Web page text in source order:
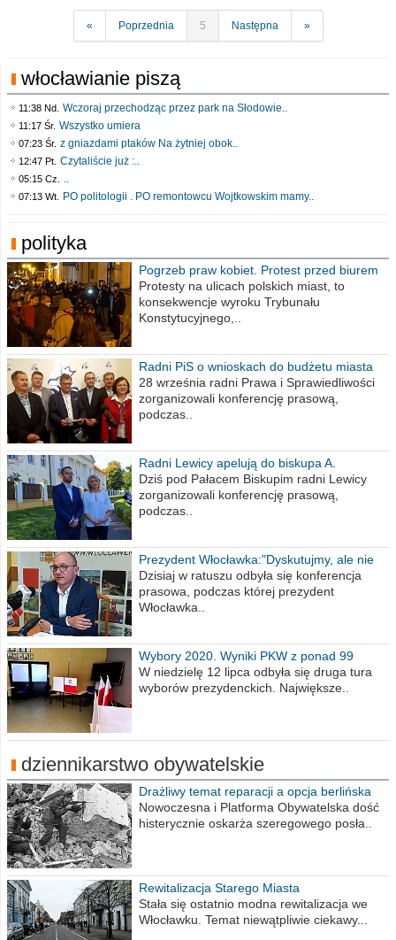
« Poprzednia 5 Następna »
włocławianie piszą
11:38 Nd. Wczoraj przechodząc przez park na Słodowie..
11:17 Śr. Wszystko umiera
07:23 Śr. z gniazdami ptaków Na żytniej obok..
12:47 Pt. Czytaliście już :..
05:15 Cz. ..
07:13 Wt. PO politologii . PO remontowcu Wojtkowskim mamy..
polityka
Pogrzeb praw kobiet. Protest przed biurem
poselskim PiS
Protesty na ulicach polskich miast, to
konsekwencje wyroku Trybunału
Konstytucyjnego,..
Radni PiS o wnioskach do budżetu miasta
na 2021 rok
28 września radni Prawa i Sprawiedliwości
zorganizowali konferencję prasową,
podczas..
Radni Lewicy apelują do biskupa A.
Wiesława Meringa
Dziś pod Pałacem Biskupim radni Lewicy
zorganizowali konferencję prasową,
podczas..
Prezydent Włocławka:"Dyskutujmy, ale nie
obrażajmy się”
Dzisiaj w ratuszu odbyła się konferencja
prasowa, podczas której prezydent
Włocławka..
Wybory 2020. Wyniki PKW z ponad 99
procent obwodów
W niedzielę 12 lipca odbyła się druga tura
wyborów prezydenckich. Największe..
dziennikarstwo obywatelskie
Drażliwy temat reparacji a opcja berlińska
Nowoczesna i Platforma Obywatelska dość
histerycznie oskarża szeregowego posła..
Rewitalizacja Starego Miasta
Stała się ostatnio modna rewitalizacja we
Włocławku. Temat niewątpliwie ciekawy...